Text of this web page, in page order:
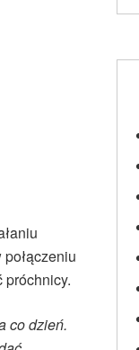
co dzień.